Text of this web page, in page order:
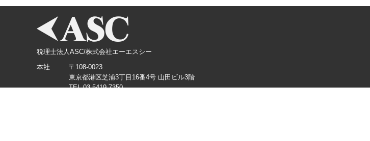
税理士法人ASC/株式会社エーエスシー
本社
〒108-0023
東京都港区芝浦3丁目16番4号 山田ビル3階
TEL.03-5419-7350